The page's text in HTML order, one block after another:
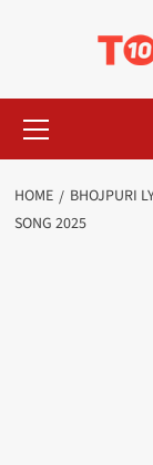
Menu
HOME BHOJPURI
SONG 2025